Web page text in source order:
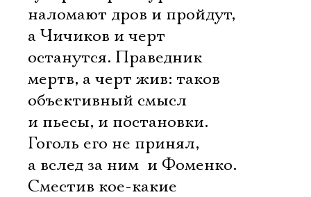
наломают дров и пройдут,
а Чичиков и черт
останутся. Праведник
мертв, а черт жив: таков
объективный смысл
и пьесы, и постановки.
Гоголь его не принял,
а вслед за ним  и Фоменко.
Сместив кое-какие